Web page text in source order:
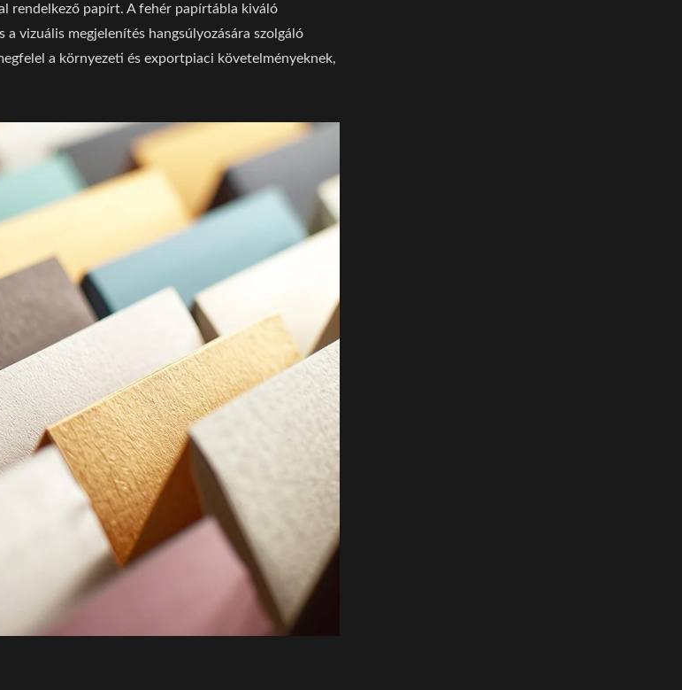
rendelkező papírt. A fehér papírtábla kiváló
vizuális megjelenítés hangsúlyozására szolgáló
a környezeti és exportpiaci követelményeknek,